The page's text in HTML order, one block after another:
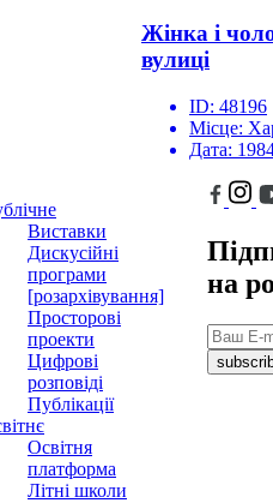
Жінка і
вулиці
ID: 48196
Місце:
Дата:
Виставки
Дискусійні
програми
[розархівування]
Просторові
проекти
Цифрові
розповіді
Публікації
Освітня
платформа
Літні школи
на